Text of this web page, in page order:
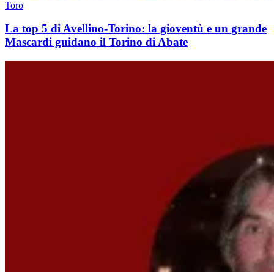
Toro
La top 5 di Avellino-Torino: la gioventù e un grande
Mascardi guidano il Torino di Abate